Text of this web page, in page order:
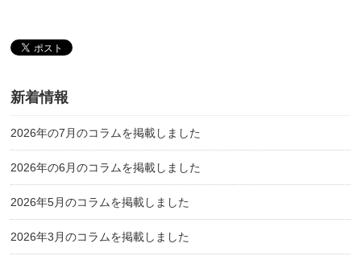
新着情報
2026年の7月のコラムを掲載しました
2026年の6月のコラムを掲載しました
2026年5月のコラムを掲載しました
2026年3月のコラムを掲載しました